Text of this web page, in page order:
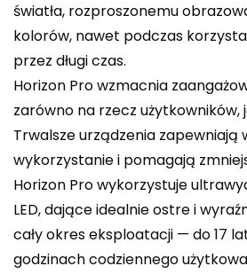
światła, rozproszonemu
kolorów, nawet podczas
przez długi czas.
Horizon Pro wzmacnia
zarówno na rzecz użytkowników,
Trwalsze urządzenia zapewniają
wykorzystanie i pomagają
Horizon Pro wykorzystuje
LED, dające idealnie ostre i
cały okres eksploatacji — do 17
godzinach codziennego